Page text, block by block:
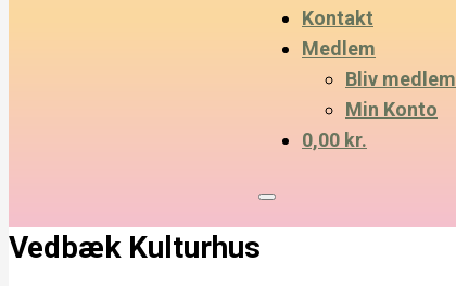
Kontakt
Medlem
Bliv medlem
Min Konto
0,00 kr.
Vedbæk Kulturhus